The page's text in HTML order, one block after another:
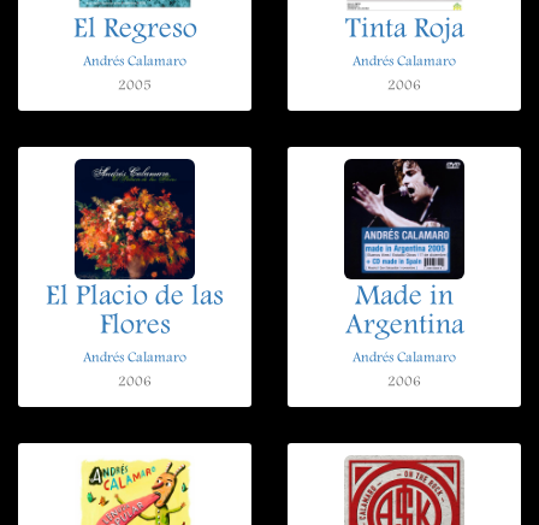
El Regreso
Andrés Calamaro
2005
Tinta Roja
Andrés Calamaro
2006
El Placio de las
Flores
Andrés Calamaro
2006
Made in
Argentina
Andrés Calamaro
2006